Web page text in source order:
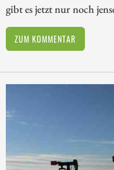
gibt es jetzt nur noch
ZUM KOMMENTAR